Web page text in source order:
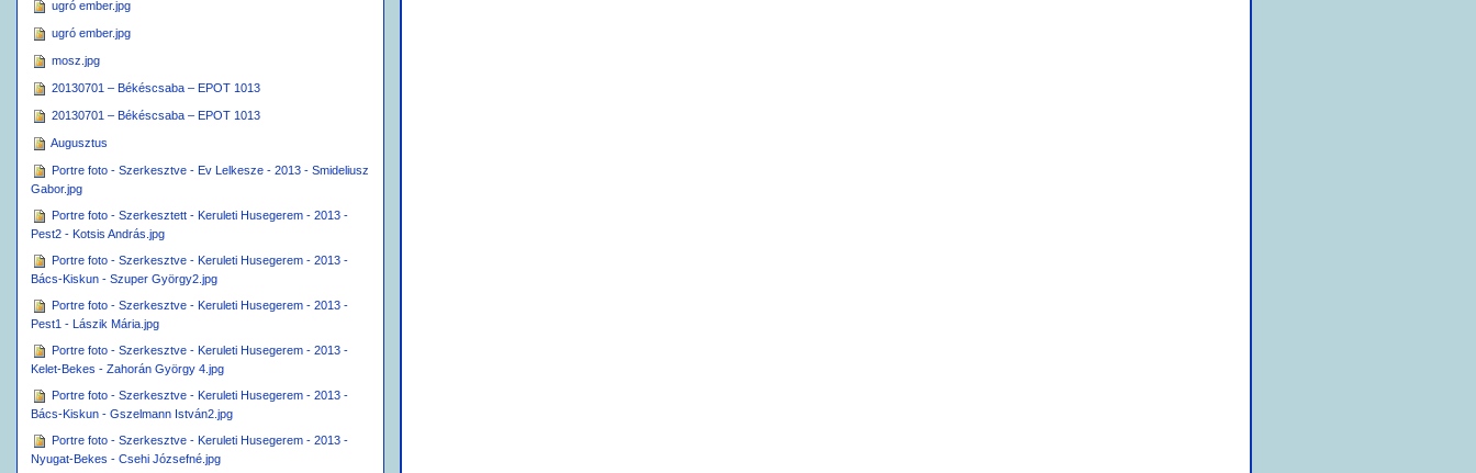
ugró ember.jpg
ugró ember.jpg
mosz.jpg
20130701 – Békéscsaba – EPOT 1013
20130701 – Békéscsaba – EPOT 1013
Augusztus
Portre foto - Szerkesztve - Ev Lelkesze - 2013 - Smideliusz
Gabor.jpg
Portre foto - Szerkesztett - Keruleti Husegerem - 2013 -
Pest2 - Kotsis András.jpg
Portre foto - Szerkesztve - Keruleti Husegerem - 2013 -
Bács-Kiskun - Szuper György2.jpg
Portre foto - Szerkesztve - Keruleti Husegerem - 2013 -
Pest1 - Lászik Mária.jpg
Portre foto - Szerkesztve - Keruleti Husegerem - 2013 -
Kelet-Bekes - Zahorán György 4.jpg
Portre foto - Szerkesztve - Keruleti Husegerem - 2013 -
Bács-Kiskun - Gszelmann István2.jpg
Portre foto - Szerkesztve - Keruleti Husegerem - 2013 -
Nyugat-Bekes - Csehi Józsefné.jpg